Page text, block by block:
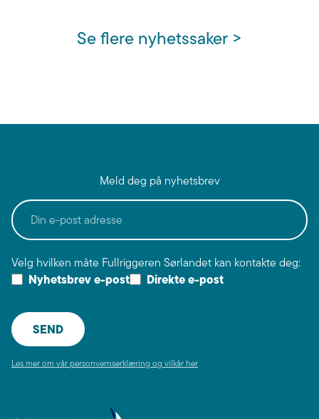
Se flere nyhetssaker >
Meld deg på nyhetsbrev
Velg hvilken måte Fullriggeren Sørlandet kan kontakte deg:
Nyhetsbrev e-post Direkte e-post
Les mer om vår personvernserklæring og vilkår her